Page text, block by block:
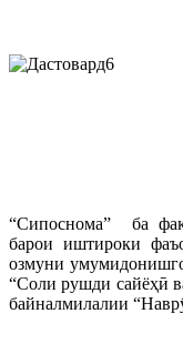
“Сипоснома” ба
барои иштироки
озмуни
“Соли рушди сайёҳӣ
байналмилалии